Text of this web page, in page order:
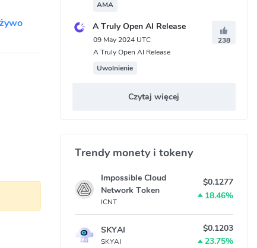
AMA
A Truly Open AI Release
09 May 2024 UTC
238
A Truly Open AI Release
Uwolnienie
Czytaj więcej
Trendy monety i tokeny
Impossible Cloud
Network Token
ICNT
$0.1277
18.46%
SKYAI
SKYAI
$0.1203
23.75%